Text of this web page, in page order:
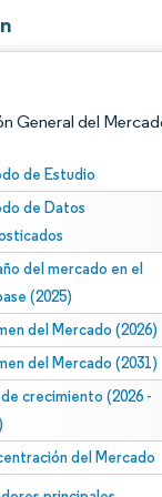
General del
de Estudio
de Datos
del mercado en el
(2025)
del Mercado (2026)
del Mercado (2031)
de crecimiento (2026 -
del Mercado
© Mordor Intelligence. El
CC BY 4.0.